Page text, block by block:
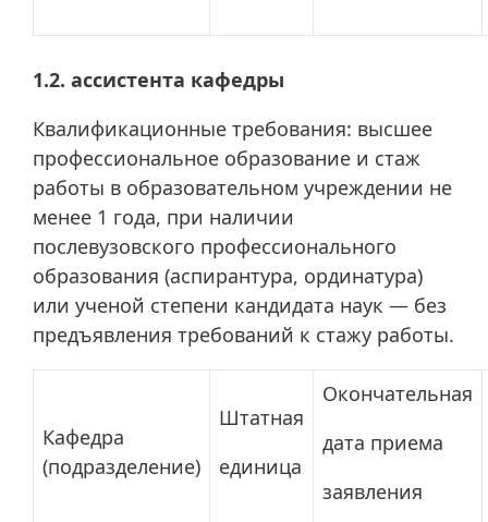
1.2. ассистента кафедры
Квалификационные требования: высшее
профессиональное образование и стаж
работы в образовательном учреждении не
менее 1 года, при наличии
послевузовского профессионального
образования (аспирантура, ординатура)
или ученой степени кандидата наук — без
предъявления требований к стажу работы.
Кафедра
(подразделение)
Штатная
единица
Окончательная
дата приема
заявления